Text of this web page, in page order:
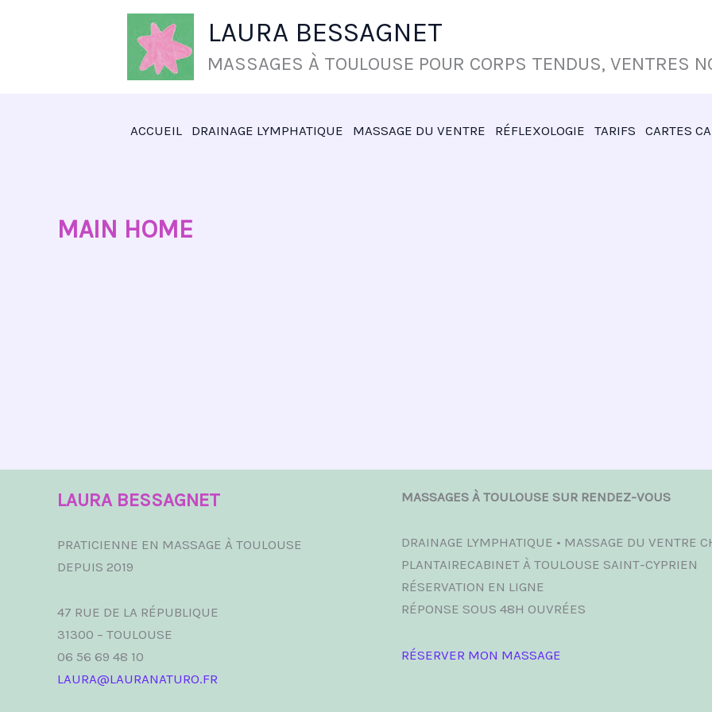
LAURA BESSAGNET
MASSAGES À TOULOUSE POUR CORPS TENDUS, VENTRES
ACCUEIL DRAINAGE LYMPHATIQUE MASSAGE DU VENTRE RÉFLEXOLOGIE TARIFS CARTES
MAIN HOME
LAURA BESSAGNET
PRATICIENNE EN MASSAGE À TOULOUSE
DEPUIS 2019
47 RUE DE LA RÉPUBLIQUE
31300 – TOULOUSE
06 56 69 48 10
LAURA@LAURANATURO.FR
MASSAGES À TOULOUSE SUR RENDEZ-VOUS
DRAINAGE LYMPHATIQUE • MASSAGE DU VENTRE
PLANTAIRECABINET À TOULOUSE SAINT-CYPRIEN
RÉSERVATION EN LIGNE
RÉPONSE SOUS 48H OUVRÉES
RÉSERVER MON MASSAGE